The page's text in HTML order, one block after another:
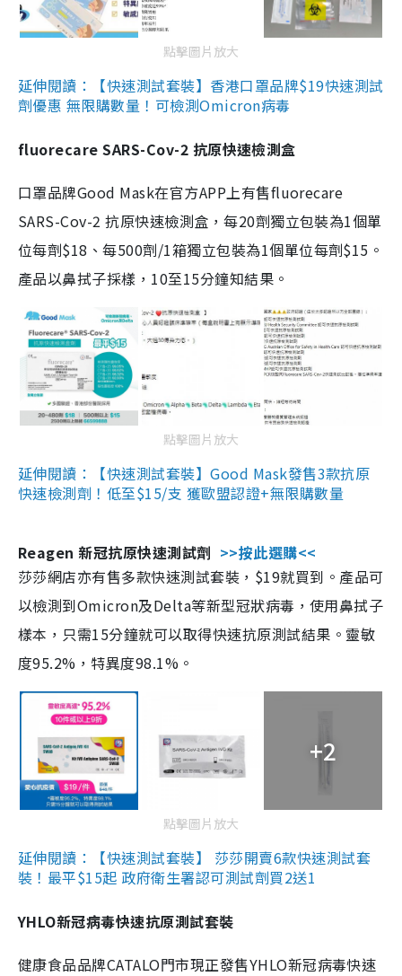
點擊圖片放大
延伸閱讀：【快速測試套裝】香港口罩品牌$19快速測試
劑優惠 無限購數量！可檢測Omicron病毒
fluorecare SARS-Cov-2 抗原快速檢測盒
口罩品牌Good Mask在官方APP上有售fluorecare
SARS-Cov-2 抗原快速檢測盒，每20劑獨立包裝為1個單
位每劑$18、每500劑/1箱獨立包裝為1個單位每劑$15。
產品以鼻拭子採樣，10至15分鐘知結果。
點擊圖片放大
延伸閱讀：【快速測試套裝】Good Mask發售3款抗原
快速檢測劑！低至$15/支 獲歐盟認證+無限購數量
Reagen 新冠抗原快速測試劑 >>按此選購<<
莎莎網店亦有售多款快速測試套裝，$19就買到。產品可
以檢測到Omicron及Delta等新型冠狀病毒，使用鼻拭子
樣本，只需15分鐘就可以取得快速抗原測試結果。靈敏
度95.2%，特異度98.1%。
+2
點擊圖片放大
延伸閱讀：【快速測試套裝】 莎莎開賣6款快速測試套
裝！最平$15起 政府衛生署認可測試劑買2送1
YHLO新冠病毒快速抗原測試套裝
健康食品品牌CATALO門市現正發售YHLO新冠病毒快速